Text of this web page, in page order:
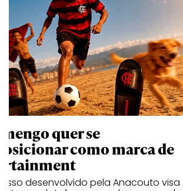
quer se
como marca de
desenvolvido pela Anacouto visa